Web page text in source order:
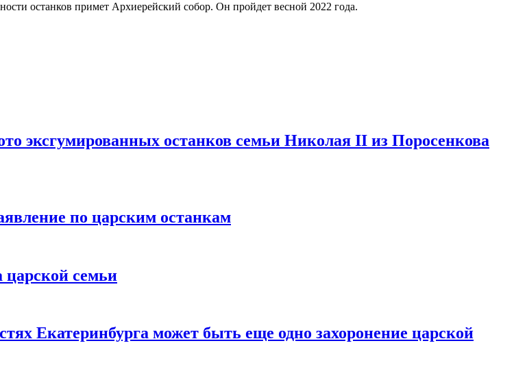
останков примет Архиерейский собор. Он пройдет весной 2022 года.
эксгумированных останков семьи Николая II из Поросенкова
по царским останкам
царской семьи
Екатеринбурга может быть еще одно захоронение царской